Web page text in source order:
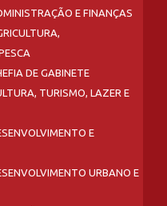
E FINANÇAS
DE GABINETE
TURISMO, LAZER E
E
URBANO E